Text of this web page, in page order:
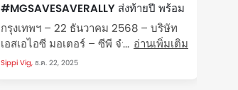
#MGSAVESAVERALLY ส่งท้ายปี พร้อม
ประกาศลุยกิจกรรมลูกค้าต่อเนื่อง
กรุงเทพฯ – 22 ธันวาคม 2568 – บริษัท
เอสเอไอซี มอเตอร์ – ซีพี จำกัด และ
บริษัท เอ็มจี เซลส์ (ประเทศไทย) จำกัด ผู้
อ่านเพิ่มเติม
Sippi Vig, ธ.ค. 22, 2025